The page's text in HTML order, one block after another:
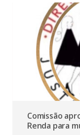
Comissão
Renda para